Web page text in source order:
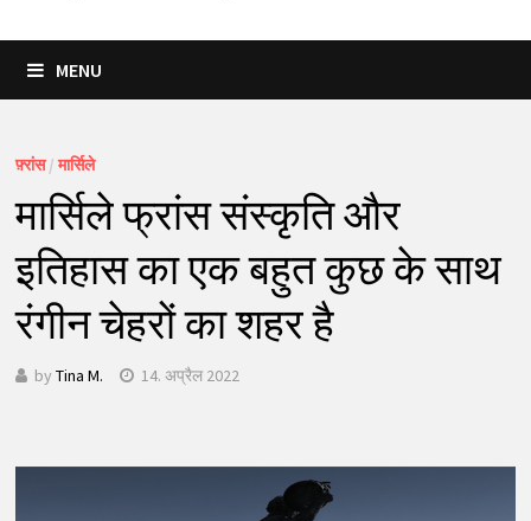
MENU
फ़्रांस/मार्सिले
मार्सिले फ्रांस संस्कृति और
इतिहास का एक बहुत कुछ के साथ
रंगीन चेहरों का शहर है
by Tina M. 14. अप्रैल 2022